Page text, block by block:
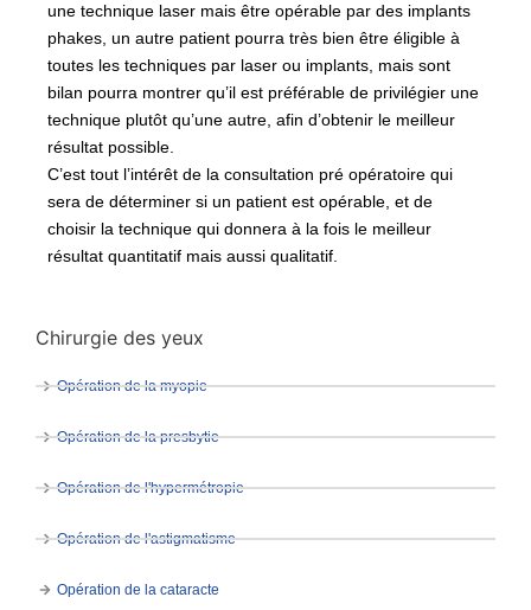
Chirurgie des yeux
Opération de la myopie
Opération de la presbytie
Opération de l'hypermétropie
Opération de l'astigmatisme
Opération de la cataracte
une technique laser mais être opérable par des implants
phakes, un autre patient pourra très bien être éligible à
toutes les techniques par laser ou implants, mais sont
bilan pourra montrer qu’il est préférable de privilégier une
technique plutôt qu’une autre, afin d’obtenir le meilleur
résultat possible.
C’est tout l’intérêt de la consultation pré opératoire qui
sera de déterminer si un patient est opérable, et de
choisir la technique qui donnera à la fois le meilleur
résultat quantitatif mais aussi qualitatif.